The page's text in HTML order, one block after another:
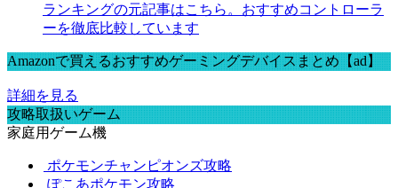
ランキングの元記事はこちら。おすすめコントローラ
ーを徹底比較しています
Amazonで買えるおすすめゲーミングデバイスまとめ【ad】
詳細を見る
攻略取扱いゲーム
家庭用ゲーム機
ポケモンチャンピオンズ攻略
ぽこあポケモン攻略